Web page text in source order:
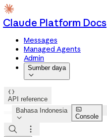
Claude Platform Docs
Messages
Managed Agents
Admin
Sumber daya


API reference
Bahasa Indonesia


Console

